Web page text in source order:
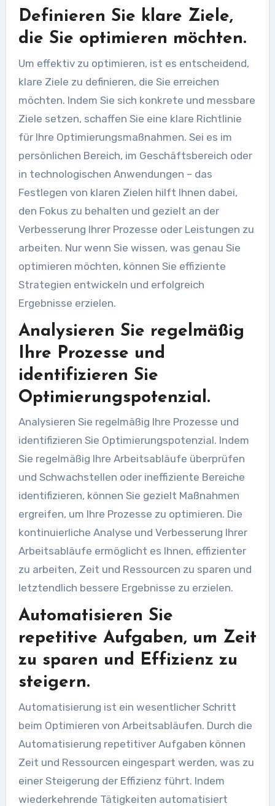
Definieren Sie klare Ziele,
die Sie optimieren möchten.
Um effektiv zu optimieren, ist es entscheidend,
klare Ziele zu definieren, die Sie erreichen
möchten. Indem Sie sich konkrete und messbare
Ziele setzen, schaffen Sie eine klare Richtlinie
für Ihre Optimierungsmaßnahmen. Sei es im
persönlichen Bereich, im Geschäftsbereich oder
in technologischen Anwendungen – das
Festlegen von klaren Zielen hilft Ihnen dabei,
den Fokus zu behalten und gezielt an der
Verbesserung Ihrer Prozesse oder Leistungen zu
arbeiten. Nur wenn Sie wissen, was genau Sie
optimieren möchten, können Sie effiziente
Strategien entwickeln und erfolgreich
Ergebnisse erzielen.
Analysieren Sie regelmäßig
Ihre Prozesse und
identifizieren Sie
Optimierungspotenzial.
Analysieren Sie regelmäßig Ihre Prozesse und
identifizieren Sie Optimierungspotenzial. Indem
Sie regelmäßig Ihre Arbeitsabläufe überprüfen
und Schwachstellen oder ineffiziente Bereiche
identifizieren, können Sie gezielt Maßnahmen
ergreifen, um Ihre Prozesse zu optimieren. Die
kontinuierliche Analyse und Verbesserung Ihrer
Arbeitsabläufe ermöglicht es Ihnen, effizienter
zu arbeiten, Zeit und Ressourcen zu sparen und
letztendlich bessere Ergebnisse zu erzielen.
Automatisieren Sie
repetitive Aufgaben, um Zeit
zu sparen und Effizienz zu
steigern.
Automatisierung ist ein wesentlicher Schritt
beim Optimieren von Arbeitsabläufen. Durch die
Automatisierung repetitiver Aufgaben können
Zeit und Ressourcen eingespart werden, was zu
einer Steigerung der Effizienz führt. Indem
wiederkehrende Tätigkeiten automatisiert